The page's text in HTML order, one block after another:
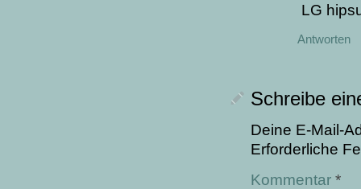
LG
Antworten
Schreibe
Deine E-Mail-
Erforderliche
Kommentar *